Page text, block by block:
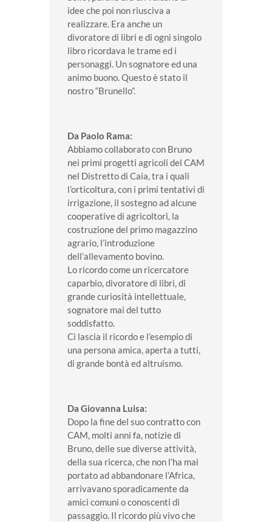
idee che poi non riusciva a
realizzare. Era anche un
divoratore di libri e di ogni singolo
libro ricordava le trame ed i
personaggi. Un sognatore ed una
animo buono. Questo è stato il
nostro “Brunello”.
Da Paolo Rama:
Abbiamo collaborato con Bruno
nei primi progetti agricoli del CAM
nel Distretto di Caia, tra i quali
l’orticoltura, con i primi tentativi di
irrigazione, il sostegno ad alcune
cooperative di agricoltori, la
costruzione del primo magazzino
agrario, l’introduzione
dell’allevamento bovino.
Lo ricordo come un ricercatore
caparbio, divoratore di libri, di
grande curiosità intellettuale,
sognatore mai del tutto
soddisfatto.
Ci lascia il ricordo e l’esempio di
una persona amica, aperta a tutti,
di grande bontà ed altruismo.
Da Giovanna Luisa:
Dopo la fine del suo contratto con
CAM, molti anni fa, notizie di
Bruno, delle sue diverse attività,
della sua ricerca, che non l’ha mai
portato ad abbandonare l’Africa,
arrivavano sporadicamente da
amici comuni o conoscenti di
passaggio. Il ricordo più vivo che